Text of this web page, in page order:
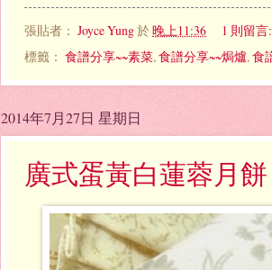
張貼者： Joyce Yung於晚上11:36
1 則留
標籤： 食譜分享~~素菜,食譜分享~~焗爐,食
2014年7月27日 星期日
廣式蛋黃白蓮蓉月